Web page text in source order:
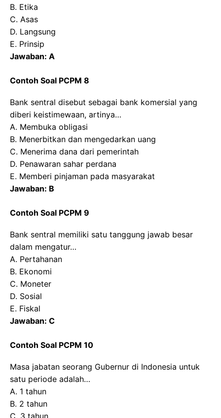
B. Etika
C. Asas
D. Langsung
E. Prinsip
Jawaban: A
Contoh Soal PCPM 8
Bank sentral disebut sebagai bank komersial yang
diberi keistimewaan, artinya…
A. Membuka obligasi
B. Menerbitkan dan mengedarkan uang
C. Menerima dana dari pemerintah
D. Penawaran sahar perdana
E. Memberi pinjaman pada masyarakat
Jawaban: B
Contoh Soal PCPM 9
Bank sentral memiliki satu tanggung jawab besar
dalam mengatur…
A. Pertahanan
B. Ekonomi
C. Moneter
D. Sosial
E. Fiskal
Jawaban: C
Contoh Soal PCPM 10
Masa jabatan seorang Gubernur di Indonesia untuk
satu periode adalah…
A. 1 tahun
B. 2 tahun
C. 3 tahun